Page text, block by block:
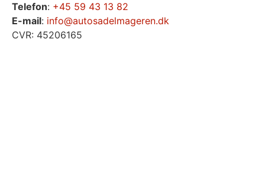
Telefon: +45 59 43 13 82
E-mail: info@autosadelmageren.dk
CVR: 45206165